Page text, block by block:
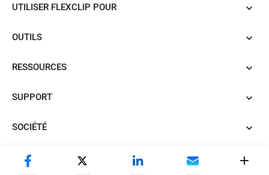
UTILISER FLEXCLIP POUR
OUTILS
RESSOURCES
SUPPORT
SOCIÉTÉ